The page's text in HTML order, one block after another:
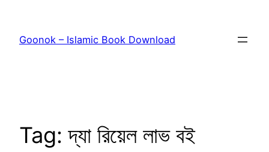
content
Goonok – Islamic Book Download
Tag:দ্যা রিয়েল লাভ বই